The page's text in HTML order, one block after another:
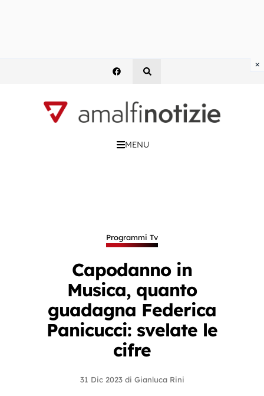
MENU
Programmi Tv
Capodanno in
Musica, quanto
guadagna Federica
Panicucci: svelate le
cifre
31 Dic 2023 di Gianluca Rini
×